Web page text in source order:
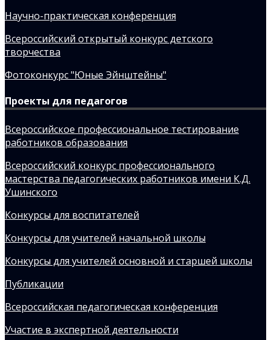
Научно-практическая конференция
Всероссийский открытый конкурс детского
творчества
Фотоконкурс "Юные Эйнштейны"
Проекты для педагогов
Всероссийское профессиональное тестирование
работников образования
Всероссийский конкурс профессионального
мастерства педагогических работников имени К.Д.
Ушинского
Конкурсы для воспитателей
Конкурсы для учителей начальной школы
Конкурсы для учителей основной и старшей школы
Публикации
Всероссийская педагогическая конференция
Участие в экспертной деятельности